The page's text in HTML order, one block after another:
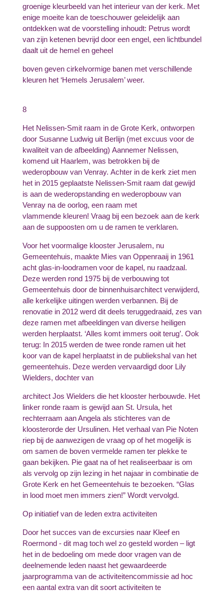
groenige kleurbeeld van het interieur van der kerk. Met
enige moeite kan de toeschouwer geleidelijk aan
ontdekken wat de voorstelling inhoudt: Petrus wordt
van zijn ketenen bevrijd door een engel, een lichtbundel
daalt uit de hemel en geheel
boven geven cirkelvormige banen met verschillende
kleuren het ‘Hemels Jerusalem’ weer.
8
Het Nelissen-Smit raam in de Grote Kerk, ontworpen
door Susanne Ludwig uit Berlijn (met excuus voor de
kwaliteit van de afbeelding) Aannemer Nelissen,
komend uit Haarlem, was betrokken bij de
wederopbouw van Venray. Achter in de kerk ziet men
het in 2015 geplaatste Nelissen-Smit raam dat gewijd
is aan de wederopstanding en wederopbouw van
Venray na de oorlog, een raam met
vlammende kleuren! Vraag bij een bezoek aan de kerk
aan de suppoosten om u de ramen te verklaren.
Voor het voormalige klooster Jerusalem, nu
Gemeentehuis, maakte Mies van Oppenraaij in 1961
acht glas-in-loodramen voor de kapel, nu raadzaal.
Deze werden rond 1975 bij de verbouwing tot
Gemeentehuis door de binnenhuisarchitect verwijderd,
alle kerkelijke uitingen werden verbannen. Bij de
renovatie in 2012 werd dit deels teruggedraaid, zes van
deze ramen met afbeeldingen van diverse heiligen
werden herplaatst. ‘Alles komt immers ooit terug’. Ook
terug: In 2015 werden de twee ronde ramen uit het
koor van de kapel herplaatst in de publiekshal van het
gemeentehuis. Deze werden vervaardigd door Lily
Wielders, dochter van
architect Jos Wielders die het klooster herbouwde. Het
linker ronde raam is gewijd aan St. Ursula, het
rechterraam aan Angela als stichteres van de
kloosterorde der Ursulinen. Het verhaal van Pie Noten
riep bij de aanwezigen de vraag op of het mogelijk is
om samen de boven vermelde ramen ter plekke te
gaan bekijken. Pie gaat na of het realiseerbaar is om
als vervolg op zijn lezing in het najaar in combinatie de
Grote Kerk en het Gemeentehuis te bezoeken. “Glas
in lood moet men immers zien!” Wordt vervolgd.
Op initiatief van de leden extra activiteiten
Door het succes van de excursies naar Kleef en
Roermond - dit mag toch wel zo gesteld worden – ligt
het in de bedoeling om mede door vragen van de
deelnemende leden naast het gewaardeerde
jaarprogramma van de activiteitencommissie ad hoc
een aantal extra van dit soort activiteiten te